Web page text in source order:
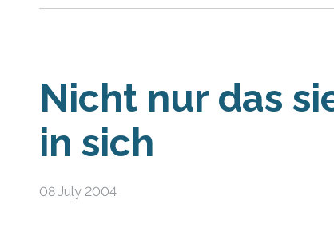
Nicht nur das
in sich
08 July 2004